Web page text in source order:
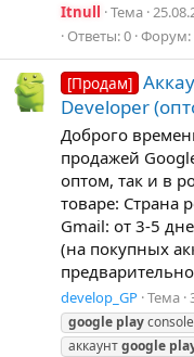
Itnull Тема
Ответы: 0 Форум:
[Продам]
Developer
Доброго
продажей
оптом, так и в
товаре: Страна
Gmail: от 3-5
(на покупных
develop_GP Тема
google playconsole
аккаунтgoogle